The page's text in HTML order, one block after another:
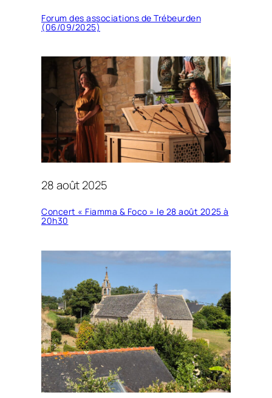
Forum des associations de Trébeurden
(06/09/2025)
28 août 2025
Concert « Fiamma & Foco » le 28 août 2025 à
20h30